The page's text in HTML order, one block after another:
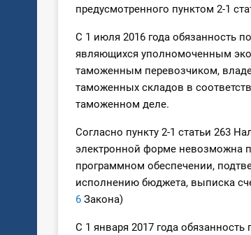
предусмотренного пунктом 2-1
С 1 июля 2016 года обязанность
являющихся уполномоченным
таможенным перевозчиком,
таможенных складов в
таможенном деле.
Согласно пункту 2-1 статьи 263
электронной форме невозможна
программном обеспечении,
исполнению бюджета, выписка
6 Закона)
С 1 января 2017 года